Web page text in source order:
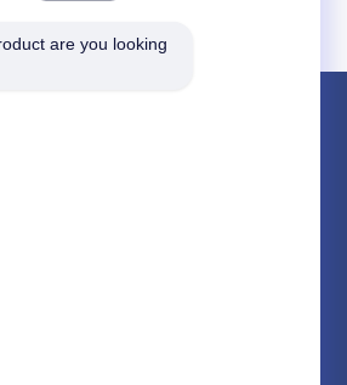
are you looking